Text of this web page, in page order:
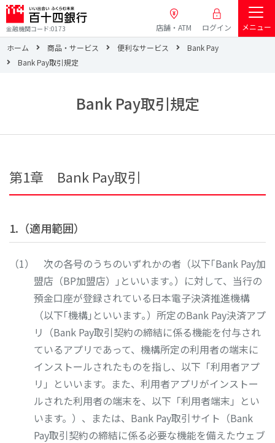
金融機関コード:0173 店舗・ATM ログイン
メニュー
ホーム
商品・サービス 便利なサービス
Bank Pay
Bank Pay取引規定
Bank Pay取引規定
第1章 Bank Pay取引
1.（適用範囲）
次の各号のうちのいずれかの者（以下｢Bank Pay加
盟店（BP加盟店）｣といいます｡）に対して、当行の
預金口座が登録されている日本電子決済推進機構
（以下｢機構｣といいます｡）所定のBank Pay決済アプ
リ（Bank Pay取引契約の締結に係る機能を付与され
ているアプリであって、機構所定の利用者の端末に
インストールされたものを指し、以下「利用者アプ
リ」といいます。また、利用者アプリがインストー
ルされた利用者の端末を、以下「利用者端末」とい
います。）、または、Bank Pay取引サイト（Bank
Pay取引契約の締結に係る必要な機能を備えたウェブ